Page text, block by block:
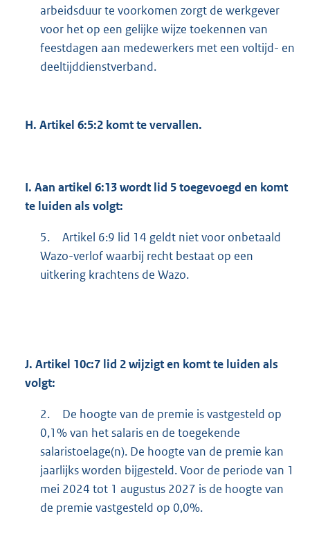
arbeidsduur te voorkomen zorgt de werkgever
voor het op een gelijke wijze toekennen van
feestdagen aan medewerkers met een voltijd- en
deeltijddienstverband.
H. Artikel 6:5:2 komt te vervallen.
I. Aan artikel 6:13 wordt lid 5 toegevoegd en komt
te luiden als volgt:
5.
Artikel 6:9 lid 14 geldt niet voor onbetaald
Wazo-verlof waarbij recht bestaat op een
uitkering krachtens de Wazo.
J. Artikel 10c:7 lid 2 wijzigt en komt te luiden als
volgt:
2.
De hoogte van de premie is vastgesteld op
0,1% van het salaris en de toegekende
salaristoelage(n). De hoogte van de premie kan
jaarlijks worden bijgesteld. Voor de periode van 1
mei 2024 tot 1 augustus 2027 is de hoogte van
de premie vastgesteld op 0,0%.